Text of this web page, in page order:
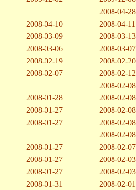
2008-04-28
2008-04-10
2008-04-11
2008-03-09
2008-03-13
2008-03-06
2008-03-07
2008-02-19
2008-02-20
2008-02-07
2008-02-12
2008-02-08
2008-01-28
2008-02-08
2008-01-27
2008-02-08
2008-01-27
2008-02-08
2008-02-08
2008-01-27
2008-02-07
2008-01-27
2008-02-03
2008-01-27
2008-02-03
2008-01-31
2008-02-01